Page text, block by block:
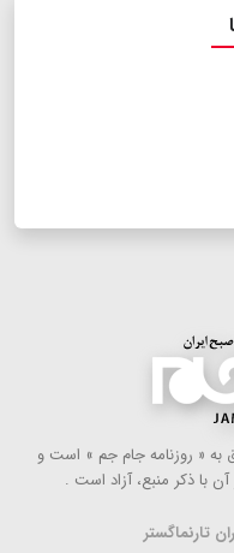
به « روزنامه جام جم » است و
با ذكر منبع، آزاد است .
تارنماگستر